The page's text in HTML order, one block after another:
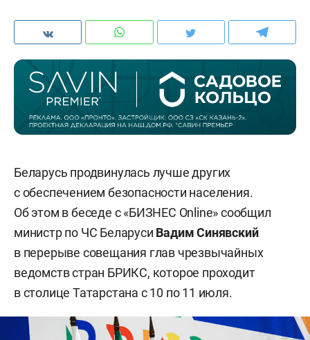
Беларусь продвинулась лучше других
с обеспечением безопасности населения.
Об этом в беседе с «БИЗНЕС Online» сообщил
министр по ЧС Беларуси Вадим Синявский
в перерыве совещания глав чрезвычайных
ведомств стран БРИКС, которое проходит
в столице Татарстана с 10 по 11 июля.